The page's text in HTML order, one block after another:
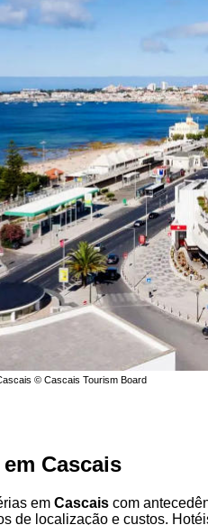
© Cascais Tourism Board
Cascais
em Cascais com
de localização e custos.